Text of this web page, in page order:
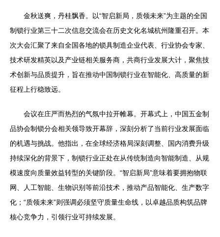
金秋送爽，丹桂飘香。以“智启新局，质领未来”为主题的全国
制锁行业第三十二次信息交流会在历史文化名城杭州隆重召开。本
次大会汇聚了来自全国各地的锁具制造企业代表、行业协会专家、
技术研发精英以及产业链相关服务商，共商行业发展大计，聚焦技
术创新与品质提升，旨在推动中国制锁行业在智能化、高质量的新
征程上行稳致远。
会议在庄严而热烈的气氛中拉开帷幕。开幕式上，中国五金制
品协会制锁分会相关领导致开幕辞，深刻分析了当前行业发展面临
的机遇与挑战。他指出，在全球经济格局深刻调整、国内消费升级
持续深化的背景下，制锁行业正处在从传统制造向智能制造、从规
模速度向质量效益转型的关键阶段。“智启新局”意味着要拥抱物联
网、人工智能、生物识别等前沿技术，推动产品智能化、生产数字
化；“质领未来”则强调必须坚守质量生命线，以卓越品质构筑品牌
核心竞争力，引领行业可持续发展。